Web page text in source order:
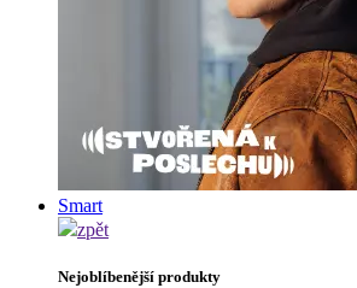
Smart
zpět
Nejoblíbenější produkty